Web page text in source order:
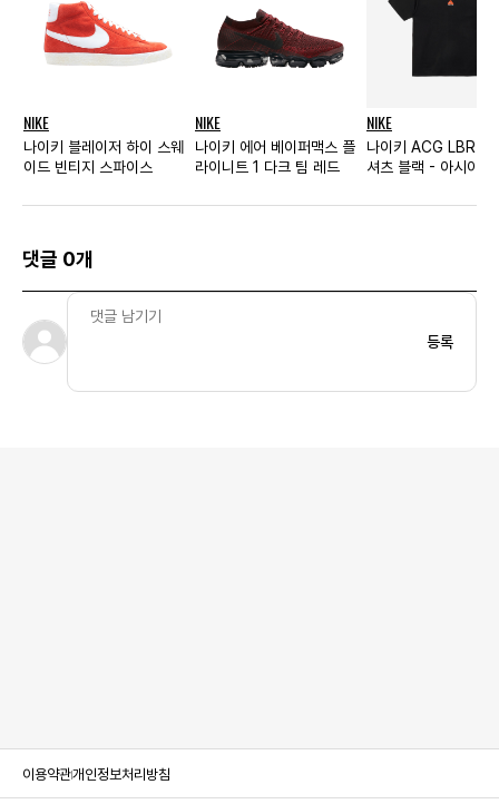
NIKE
나이키 블레이저 하이 스웨
이드 빈티지 스파이스
NIKE
나이키 에어 베이퍼맥스 플
라이니트 1 다크 팀 레드
NIKE
나이키 ACG LBR 렁
셔츠 블랙 - 아시아
댓글 0개
등록
이용약관개인정보처리방침